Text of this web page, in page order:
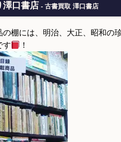
澤口書店 - 古書買取 澤口書店
の棚には、明治、大正、昭和の
す
！